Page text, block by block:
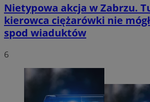
Nietypowa akcja w Zabrzu.
kierowca ciężarówki nie
spod wiaduktów
6